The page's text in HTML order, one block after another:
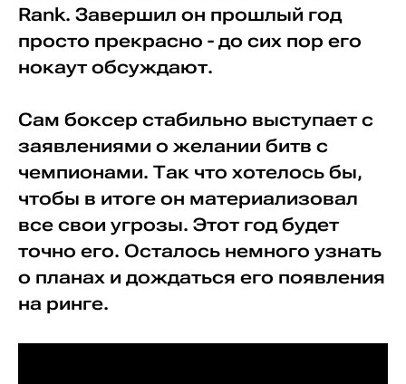
Rank. Завершил он прошлый год
просто прекрасно - до сих пор его
нокаут обсуждают.
Сам боксер стабильно выступает с
заявлениями о желании битв с
чемпионами. Так что хотелось бы,
чтобы в итоге он материализовал
все свои угрозы. Этот год будет
точно его. Осталось немного узнать
о планах и дождаться его появления
на ринге.